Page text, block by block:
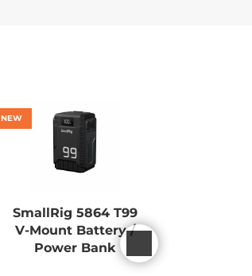
NEW
SmallRig 5864 T99
V-Mount Battery /
Power Bank